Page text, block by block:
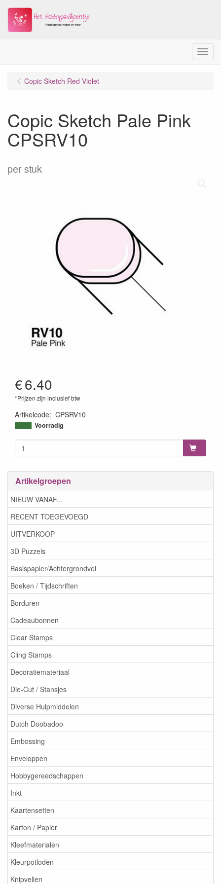
Menu
Artikelgroepen
NIEUW VANAF...
RECENT TOEGEVOEGD
UITVERKOOP
3D Puzzels
Basispapier/Achtergrondvel
Boeken / Tijdschriften
Borduren
Cadeaubonnen
Clear Stamps
Cling Stamps
Decoratiemateriaal
Die-Cut / Stansjes
Diverse Hulpmiddelen
Dutch Doobadoo
Embossing
Enveloppen
Hobbygereedschappen
Inkt
Kaartensetten
Karton / Papier
Kleefmaterialen
Kleurpotloden
Knipvellen
Copic Sketch Red Violet
Copic Sketch Pale Pink
CPSRV10
per stuk
€6.40
*Prijzen zijn inclusief btw
Artikelcode: CPSRV10
4511338007235
Voorradig